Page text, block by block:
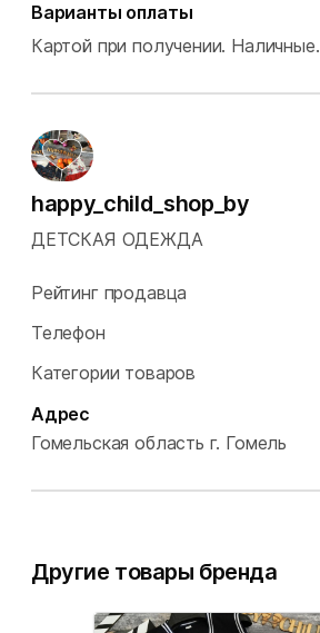
Варианты оплаты
Картой при получении. Наличные.
happy_child_shop_by
ДЕТСКАЯ ОДЕЖДА
Рейтинг продавца
Телефон
Категории товаров
Адрес
Гомельская область г. Гомель
Другие товары бренда